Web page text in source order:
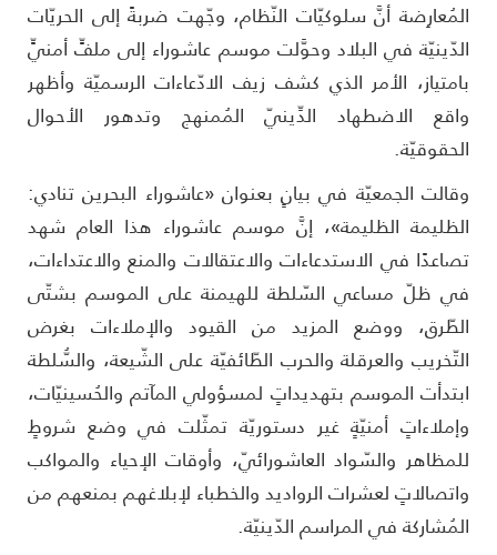
أنَّ سلوكيّات النّظام، وجّهت ضربةً إلى الحريّات
في البلاد وحوَّلت موسم عاشوراء إلى ملفٍّ أمنيٍّ
الأمر الذي كشف زيف الادّعاءات الرسميّة وأظهر
الاضطهاد الدِّينيّ المُمنهج وتدهور الأحوال
الجمعيّة في بيانٍ بعنوان «عاشوراء البحرين تنادي:
الظليمة»، إنَّ موسم عاشوراء هذا العام شهد
في الاستدعاءات والاعتقالات والمنع والاعتداءات،
ظلّ مساعي السّلطة للهيمنة على الموسم بشتّى
ووضع المزيد من القيود والإملاءات بغرض
والعرقلة والحرب الطّائفيّة على الشّيعة، والسُّلطة
الموسم بتهديداتٍ لمسؤولي المآتم والحُسينيّات،
أمنيّةٍ غير دستوريّة تمثّلت في وضع شروطٍ
والسّواد العاشورائيّ، وأوقات الإحياء والمواكب
لعشرات الرواديد والخطباء لإبلاغهم بمنعهم من
في المراسم الدّينيّة.